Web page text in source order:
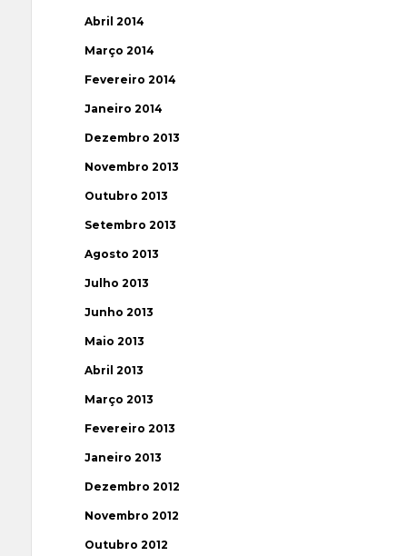
Abril 2014
Março 2014
Fevereiro 2014
Janeiro 2014
Dezembro 2013
Novembro 2013
Outubro 2013
Setembro 2013
Agosto 2013
Julho 2013
Junho 2013
Maio 2013
Abril 2013
Março 2013
Fevereiro 2013
Janeiro 2013
Dezembro 2012
Novembro 2012
Outubro 2012